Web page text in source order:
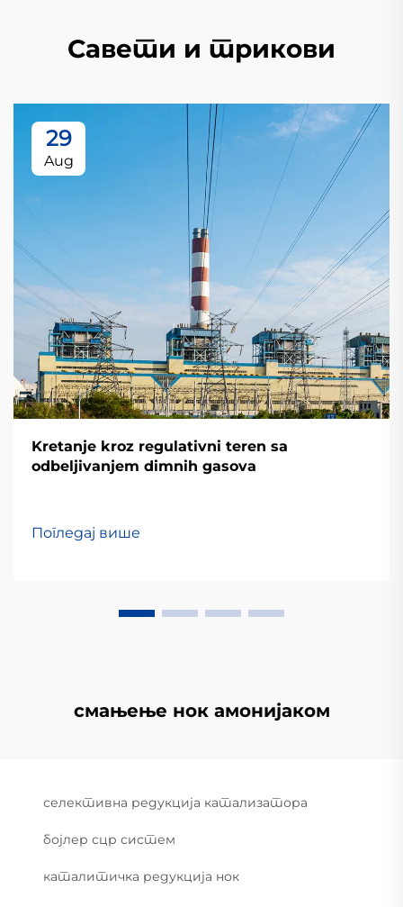
Савети и трикови
29
Aug
Kretanje kroz regulativni teren sa
odbeljivanjem dimnih gasova
Погледај више
смањење нок амонијаком
селективна редукција катализатора
бојлер сцр систем
каталитичка редукција нок